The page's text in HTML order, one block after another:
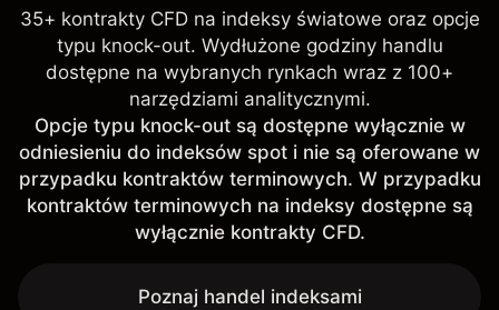
35+ kontrakty CFD na indeksy światowe oraz opcje
typu knock-out. Wydłużone godziny handlu
dostępne na wybranych rynkach wraz z 100+
narzędziami analitycznymi.
Opcje typu knock-out są dostępne wyłącznie w
odniesieniu do indeksów spot i nie są oferowane w
przypadku kontraktów terminowych. W przypadku
kontraktów terminowych na indeksy dostępne są
wyłącznie kontrakty CFD.
Poznaj handel indeksami